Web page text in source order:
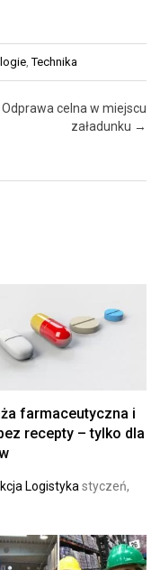
,Technika
Odprawa celna w miejscu
załadunku →
farmaceutyczna i
recepty – tylko dla
Logistyka styczeń,